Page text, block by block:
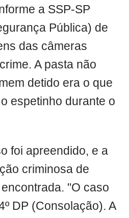
a SSP-SP
Pública) de
das câmeras
A pasta não
detido era o que
espetinho durante o
foi apreendido, e a
criminosa de
"O caso
DP (Consolação). A